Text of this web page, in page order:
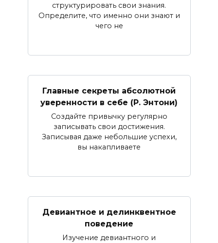
структурировать свои знания.
Определите, что именно они знают и
чего не
Главные секреты абсолютной
уверенности в себе (Р. Энтони)
Создайте привычку регулярно
записывать свои достижения.
Записывая даже небольшие успехи,
вы накапливаете
Девиантное и делинквентное
поведение
Изучение девиантного и